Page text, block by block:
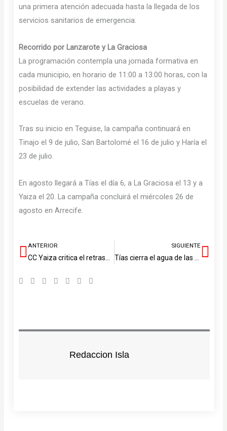
una primera atención adecuada hasta la llegada de los
servicios sanitarios de emergencia.
Recorrido por Lanzarote y La Graciosa
La programación contempla una jornada formativa en
cada municipio, en horario de 11:00 a 13:00 horas, con la
posibilidad de extender las actividades a playas y
escuelas de verano.
Tras su inicio en Teguise, la campaña continuará en
Tinajo el 9 de julio, San Bartolomé el 16 de julio y Haría el
23 de julio.
En agosto llegará a Tías el día 6, a La Graciosa el 13 y a
Yaiza el 20. La campaña concluirá el miércoles 26 de
agosto en Arrecife.
Ant
ANTERIOR
CC Yaiza critica el retraso en la mejora del Gimnasio Municipal
SIGUIENTE
Tías cierra el agua de las duchas en las playas de Puerto del Carmen
Redaccion Isla